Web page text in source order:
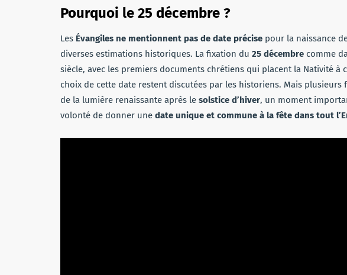
Pourquoi le 25 décembre ?
Les Évangiles ne mentionnent pas de date précise pour la naissance
diverses estimations historiques. La fixation du 25 décembre comme
siècle, avec les premiers documents chrétiens qui placent la Nativité à
choix de cette date restent discutées par les historiens. Mais
de la lumière renaissante après le solstice d’hiver, un moment
volonté de donner une date unique et commune à la fête dans tout